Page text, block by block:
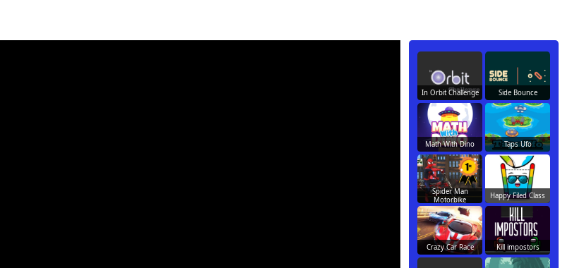
In Orbit Challenge Side Bounce
Math With Dino Taps Ufo
Spider Man
Motorbike
Happy Filed Class
Crazy Car Race Kill impostors